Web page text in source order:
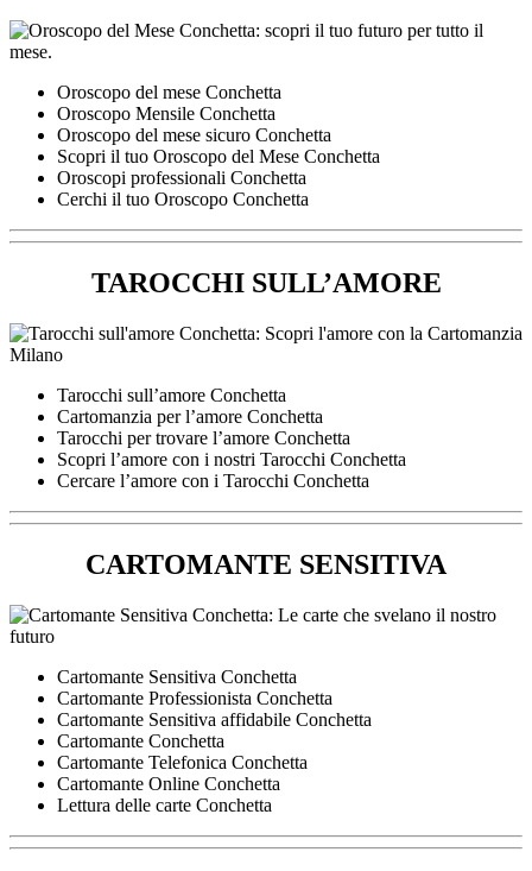
Oroscopo del mese Conchetta
Oroscopo Mensile Conchetta
Oroscopo del mese sicuro Conchetta
Scopri il tuo Oroscopo del Mese Conchetta
Oroscopi professionali Conchetta
Cerchi il tuo Oroscopo Conchetta
TAROCCHI SULL’AMORE
Tarocchi sull’amore Conchetta
Cartomanzia per l’amore Conchetta
Tarocchi per trovare l’amore Conchetta
Scopri l’amore con i nostri Tarocchi Conchetta
Cercare l’amore con i Tarocchi Conchetta
CARTOMANTE SENSITIVA
Cartomante Sensitiva Conchetta
Cartomante Professionista Conchetta
Cartomante Sensitiva affidabile Conchetta
Cartomante Conchetta
Cartomante Telefonica Conchetta
Cartomante Online Conchetta
Lettura delle carte Conchetta